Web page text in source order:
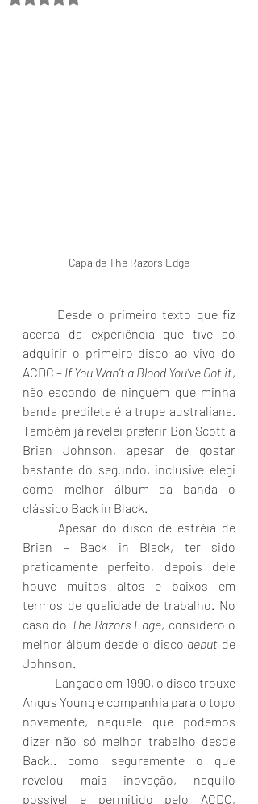
Capa de The Razors Edge
acerca da experiência que tive ao
adquirir o primeiro disco ao vivo do
ACDC – If You Wan’t a Blood You’ve Got it,
não escondo de ninguém que minha
banda predileta é a trupe australiana.
Também já revelei preferir Bon Scott a
Brian Johnson, apesar de gostar
bastante do segundo, inclusive elegi
como melhor álbum da banda o
clássico Back in Black.
Brian – Back in Black, ter sido
praticamente perfeito, depois dele
houve muitos altos e baixos em
termos de qualidade de trabalho. No
caso do The Razors Edge, considero o
melhor álbum desde o disco debut de
Johnson.
Angus Young e companhia para o topo
novamente, naquele que podemos
dizer não só melhor trabalho desde
Back.. como seguramente o que
revelou mais inovação, naquilo
possível e permitido pelo ACDC,